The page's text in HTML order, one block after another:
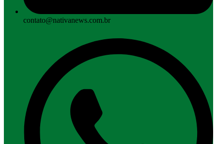
contato@nativanews.com.br